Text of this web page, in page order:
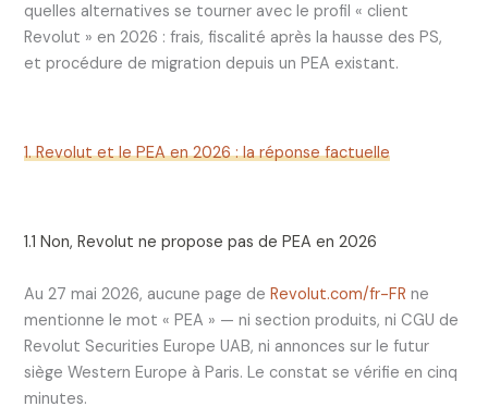
quelles alternatives se tourner avec le profil « client
Revolut » en 2026 : frais, fiscalité après la hausse des PS,
et procédure de migration depuis un PEA existant.
1. Revolut et le PEA en 2026 : la réponse factuelle
1.1 Non, Revolut ne propose pas de PEA en 2026
Au 27 mai 2026, aucune page deRevolut.com/fr-FR ne
mentionne le mot « PEA » — ni section produits, ni CGU de
Revolut Securities Europe UAB, ni annonces sur le futur
siège Western Europe à Paris. Le constat se vérifie en cinq
minutes.